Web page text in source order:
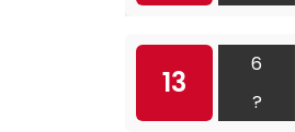
13
6
?